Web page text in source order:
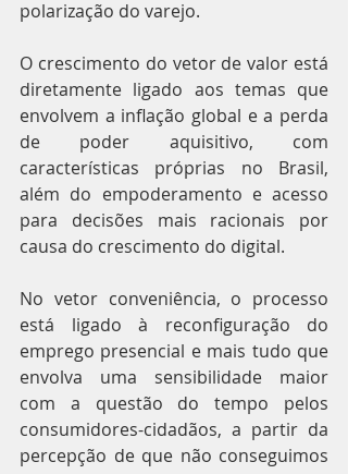
polarização do varejo.
O crescimento do vetor de valor está
diretamente ligado aos temas que
envolvem a inflação global e a perda
de poder aquisitivo, com
características próprias no Brasil,
além do empoderamento e acesso
para decisões mais racionais por
causa do crescimento do digital.
No vetor conveniência, o processo
está ligado à reconfiguração do
emprego presencial e mais tudo que
envolva uma sensibilidade maior
com a questão do tempo pelos
consumidores-cidadãos, a partir da
percepção de que não conseguimos